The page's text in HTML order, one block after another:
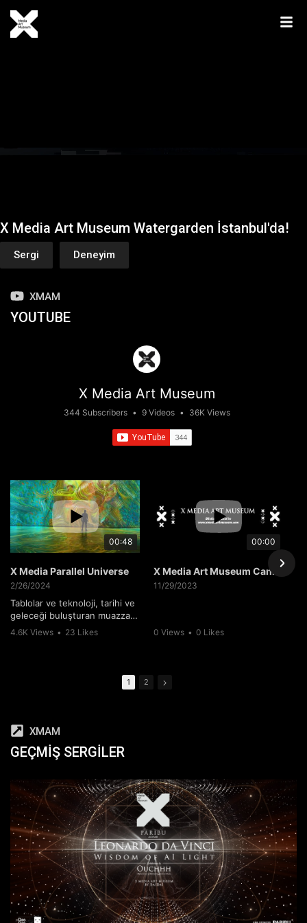
X Media Art Museum Watergarden İstanbul'da!
Sergi Deneyim
XMAM
YOUTUBE
X Media Art Museum
344 Subscribers • 9 Videos • 36K Views
00:48
X Media Parallel Universe
2/26/2024
Tablolar ve teknoloji, tarihi ve
geleceği buluşturan muazzam
bir deneyimle tanışmaya hazır
benzersiz bir bakış açısıyla ele
alıyor.
Leonardo da Vinci’nin dehası
dokunuşları, “PARALLEL
UNIVERSE” sergisinde yapay
zeka tarafından yeni bir nefes
alıyor. Leonardo’nun ve Van
Gogh’un hayat boyu çizdiği
tüm eskizleri, resimleri ve
çalışmaları, yapay zeka
algoritmaları sayesinde
canlanıyor. Bu sanatsal
yolculuk, ziyaretçilere,
geçmişin büyük ustalarının
4.6K Views • 23 Likes
00:00
X Media Art Museum Canlı
11/29/2023
0 Views • 0 Likes
1 2
XMAM
GEÇMIŞ SERGILER